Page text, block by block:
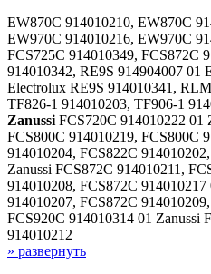
EW870C 914010210, EW870C
EW970C 914010216, EW970C
FCS725C 914010349, FCS872C
914010342, RE9S 914904007 01
Electrolux RE9S 914010341,
TF826-1 914010203, TF906-1
Zanussi FCS720C 914010222 01
FCS800C 914010219, FCS800C
914010204, FCS822C
Zanussi FCS872C 914010211,
914010208, FCS872C 914010217
914010207, FCS872C
FCS920C 914010314 01 Zanussi
914010212
» развернуть